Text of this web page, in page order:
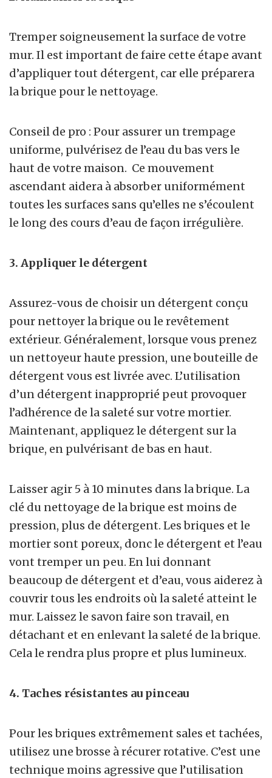
Tremper soigneusement la surface de votre
mur. Il est important de faire cette étape avant
d’appliquer tout détergent, car elle préparera
la brique pour le nettoyage.
Conseil de pro : Pour assurer un trempage
uniforme, pulvérisez de l’eau du bas vers le
haut de votre maison. Ce mouvement
ascendant aidera à absorber uniformément
toutes les surfaces sans qu’elles ne s’écoulent
le long des cours d’eau de façon irrégulière.
3. Appliquer le détergent
Assurez-vous de choisir un détergent conçu
pour nettoyer la brique ou le revêtement
extérieur. Généralement, lorsque vous prenez
un nettoyeur haute pression, une bouteille de
détergent vous est livrée avec. L’utilisation
d’un détergent inapproprié peut provoquer
l’adhérence de la saleté sur votre mortier.
Maintenant, appliquez le détergent sur la
brique, en pulvérisant de bas en haut.
Laisser agir 5 à 10 minutes dans la brique. La
clé du nettoyage de la brique est moins de
pression, plus de détergent. Les briques et le
mortier sont poreux, donc le détergent et l’eau
vont tremper un peu. En lui donnant
beaucoup de détergent et d’eau, vous aiderez à
couvrir tous les endroits où la saleté atteint le
mur. Laissez le savon faire son travail, en
détachant et en enlevant la saleté de la brique.
Cela le rendra plus propre et plus lumineux.
4. Taches résistantes au pinceau
Pour les briques extrêmement sales et tachées,
utilisez une brosse à récurer rotative. C’est une
technique moins agressive que l’utilisation